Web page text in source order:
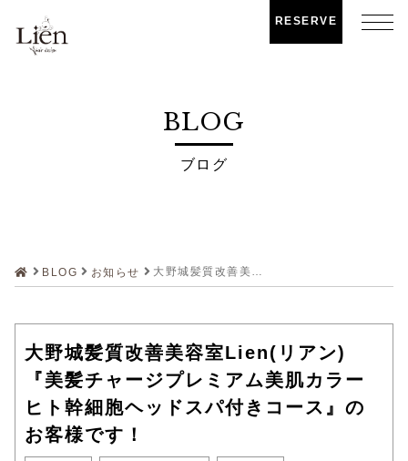
RESERVE
BLOG
ブログ
BLOG お知らせ 大野城髪質改善美容室Lien(リアン)『美髪チャージプレミアム美肌カラー ヒト幹細胞ヘッドスパ付きコース』のお客様です！
大野城髪質改善美容室Lien(リアン)
『美髪チャージプレミアム美肌カラー
ヒト幹細胞ヘッドスパ付きコース』の
お客様です！